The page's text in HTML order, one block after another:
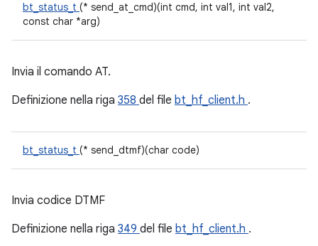
bt_status_t (* send_at_cmd)(int cmd, int val1, int val2,
const char *arg)
Invia il comando AT.
Definizione nella riga 358 del file bt_hf_client.h .
bt_status_t (* send_dtmf)(char code)
Invia codice DTMF
Definizione nella riga 349 del file bt_hf_client.h .